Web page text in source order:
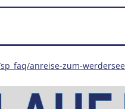
anreise-zum-